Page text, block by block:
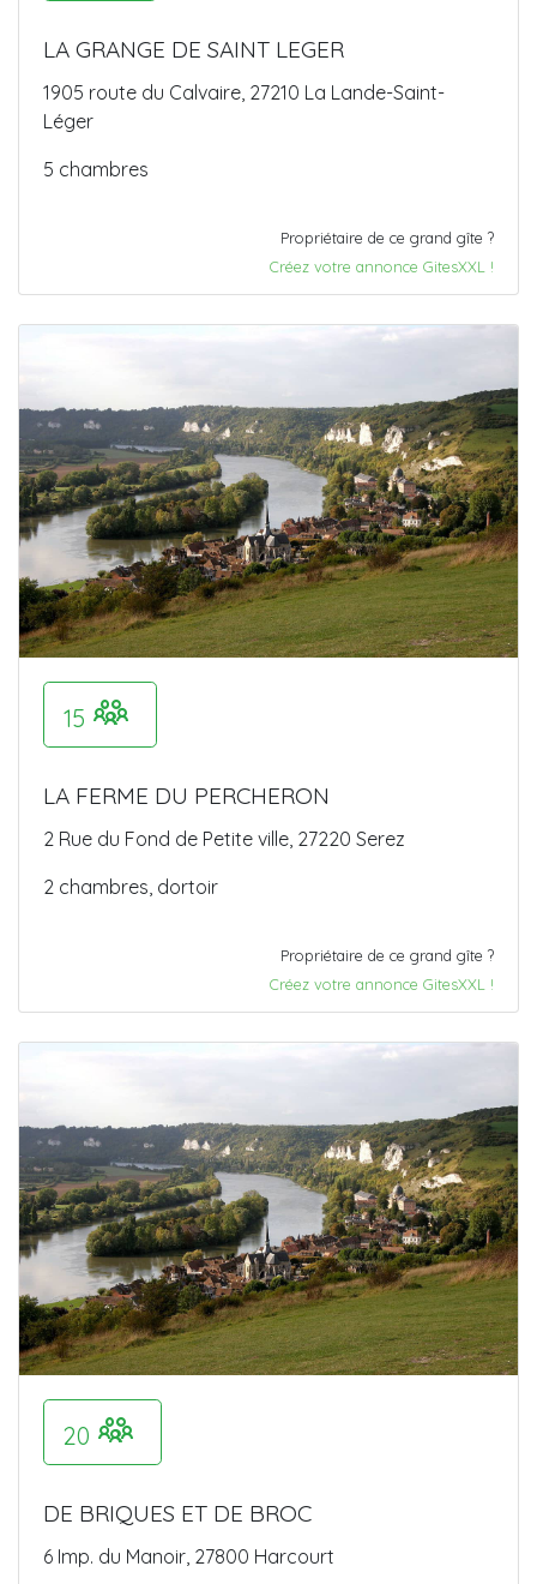
LA GRANGE DE SAINT LEGER
1905 route du Calvaire, 27210 La Lande-Saint-
Léger
5 chambres
Propriétaire de ce grand gîte ?
Créez votre annonce GitesXXL !
15
LA FERME DU PERCHERON
2 Rue du Fond de Petite ville, 27220 Serez
2 chambres, dortoir
Propriétaire de ce grand gîte ?
Créez votre annonce GitesXXL !
20
DE BRIQUES ET DE BROC
6 Imp. du Manoir, 27800 Harcourt